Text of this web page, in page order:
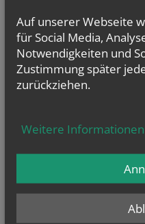
AT33 2011 1000 3796 0423
BIC: GIBAATWW
(Bei Überweisungen bitte
– z. B. Spende, Spende Pfarr-
Öffnungszeiten Pfarrkanzlei:
Geben Sie bitte Ihre E-Mail
Auf unserer Webseite
für Social Media,
Notwendigkeiten und
Zustimmung später
zurückziehen.
Weitere